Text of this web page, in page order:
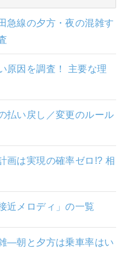
急線の夕方・夜の混雑す
原因を調査！ 主要な理
払い戻し／変更のルール
画は実現の確率ゼロ!? 相
近メロディ」の一覧
―朝と夕方は乗車率はい